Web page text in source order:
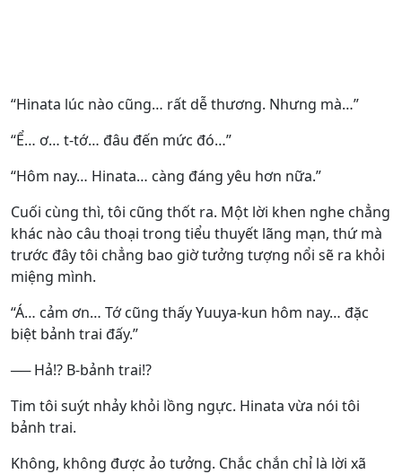
“Hinata lúc nào cũng… rất dễ thương. Nhưng mà…”
“Ể… ơ… t-tớ… đâu đến mức đó…”
“Hôm nay… Hinata… càng đáng yêu hơn nữa.”
Cuối cùng thì, tôi cũng thốt ra. Một lời khen nghe chẳng
khác nào câu thoại trong tiểu thuyết lãng mạn, thứ mà
trước đây tôi chẳng bao giờ tưởng tượng nổi sẽ ra khỏi
miệng mình.
“Á… cảm ơn… Tớ cũng thấy Yuuya-kun hôm nay… đặc
biệt bảnh trai đấy.”
── Hả!? B-bảnh trai!?
Tim tôi suýt nhảy khỏi lồng ngực. Hinata vừa nói tôi
bảnh trai.
Không, không được ảo tưởng. Chắc chắn chỉ là lời xã